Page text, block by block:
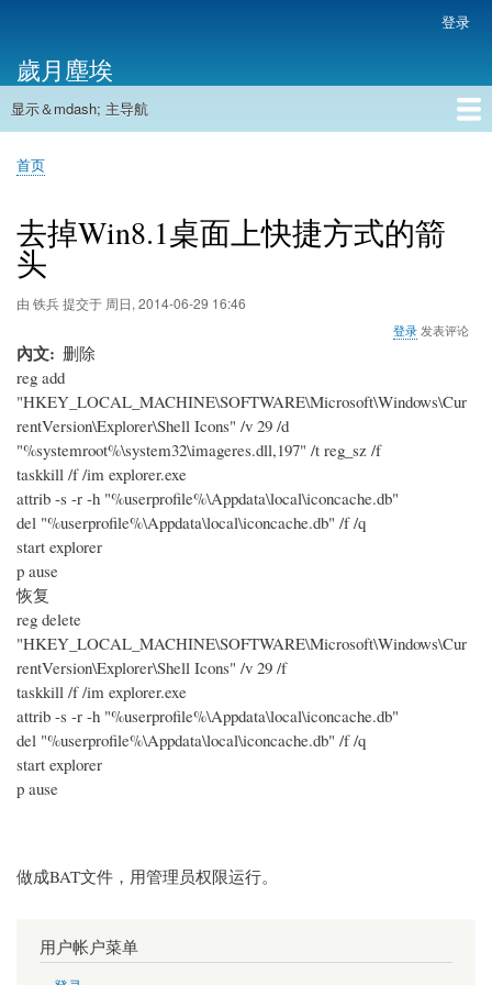
主
内
帐
户
菜
单
登录
歲月塵埃
主
航
显示＆mdash; 主导航
首页
面
屑
首页
去掉Win8.1桌面上快捷方式的箭
头
由 铁兵提交于 周日, 2014-06-29 16:46
登录 发表评论
內文
删除
reg add
"HKEY_LOCAL_MACHINE\SOFTWARE\Microsoft\Windows\Cur
rentVersion\Explorer\Shell Icons" /v 29 /d
"%systemroot%\system32\imageres.dll,197" /t reg_sz /f
taskkill /f /im explorer.exe
attrib -s -r -h "%userprofile%\Appdata\local\iconcache.db"
del "%userprofile%\Appdata\local\iconcache.db" /f /q
start explorer
p ause
恢复
reg delete
"HKEY_LOCAL_MACHINE\SOFTWARE\Microsoft\Windows\Cur
rentVersion\Explorer\Shell Icons" /v 29 /f
taskkill /f /im explorer.exe
attrib -s -r -h "%userprofile%\Appdata\local\iconcache.db"
del "%userprofile%\Appdata\local\iconcache.db" /f /q
start explorer
p ause
做成BAT文件，用管理员权限运行。
用户帐户菜单